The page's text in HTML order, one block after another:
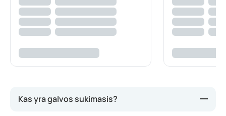
Kas yra galvos sukimasis?